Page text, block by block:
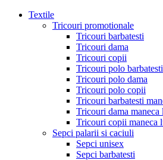
Textile
Tricouri promotionale
Tricouri barbatesti
Tricouri dama
Tricouri copii
Tricouri polo barbatesti
Tricouri polo dama
Tricouri polo copii
Tricouri barbatesti
Tricouri dama maneca
Tricouri copii maneca
Sepci palarii si caciuli
Sepci unisex
Sepci barbatesti